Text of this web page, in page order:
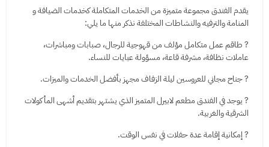
يقدم الفندق مجموعة متميزة من الخدمات المتكاملة كخدمات الضيافة و
المنامة والترفيه والنشاطات المختلفة نذكر منها ما يلي:
? طاقم عمل متكامل مؤلف من قهوجية للرجال، صبابات ومباشرات،
عاملات نظافة، مشرفة قاعة، مسؤولة عبايات للنساء.
? جناح مجاني للعروسين ليلة الزفاف مجهز بأفضل الخدمات والميزات.
? يوجد في الفندق مطعم لابيرل المتميز الذي يشتهر بتقديم أشهى المأكولات
الشرقية والغربية.
? إمكانية إقامة عدة حفلات في نفس الوقت.